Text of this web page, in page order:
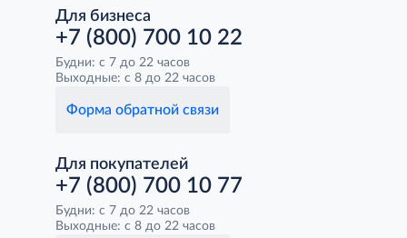
Для бизнеса
+7 (800) 700 10 22
Будни: с 7 до 22 часов
Выходные: с 8 до 22 часов
Форма обратной связи
Для покупателей
+7 (800) 700 10 77
Будни: с 7 до 22 часов
Выходные: с 8 до 22 часов